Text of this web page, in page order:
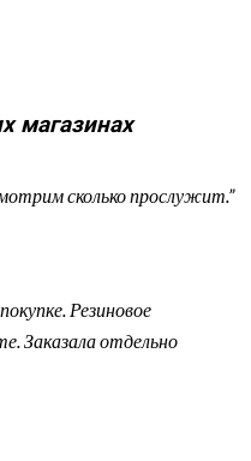
магазинах
сколько прослужит.”
Резиновое
Заказала отдельно